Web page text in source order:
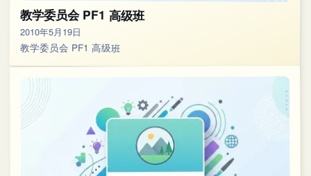
教学委员会 PF1 高级班
2010年5月19日
教学委员会 PF1 高级班